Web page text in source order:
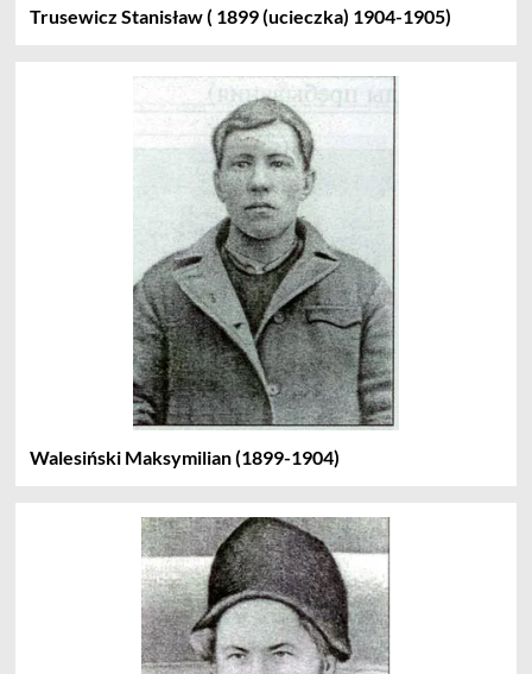
Trusewicz Stanisław ( 1899 (ucieczka) 1904-1905)
Walesiński Maksymilian (1899-1904)